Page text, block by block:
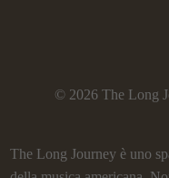
© 2026 The Long
The Long Journey è uno